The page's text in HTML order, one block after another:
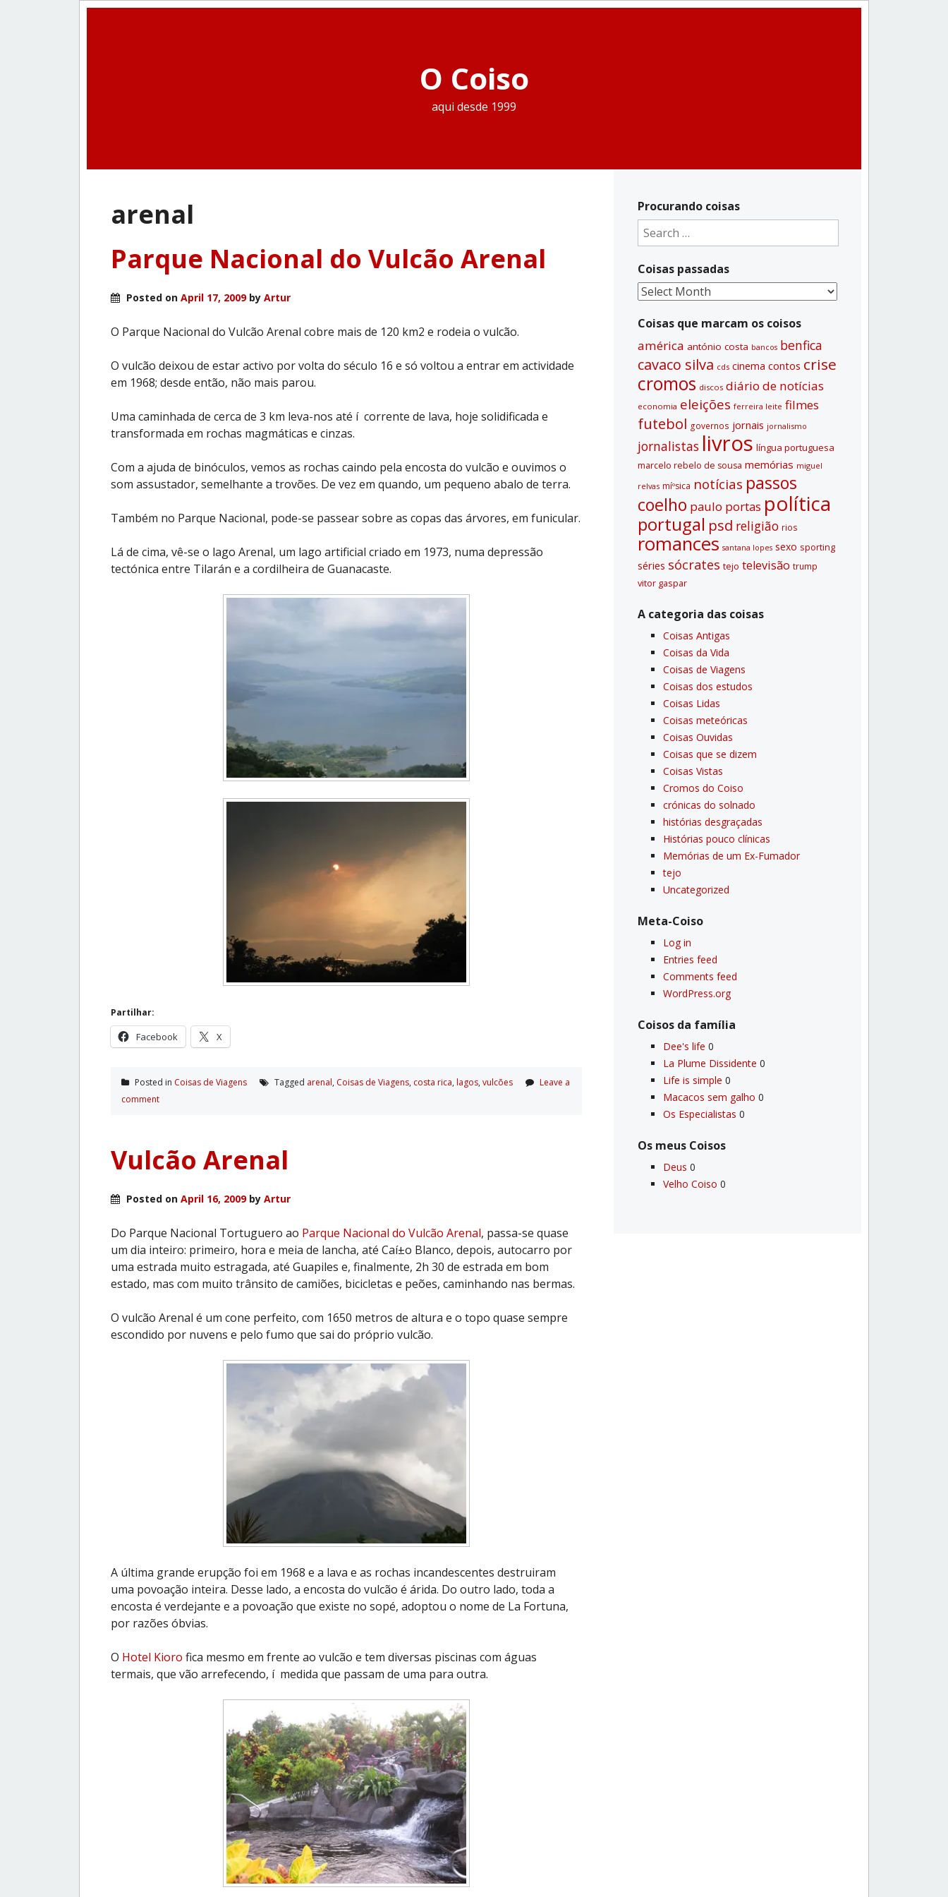
O Coiso
aqui desde 1999
arenal
Parque Nacional do Vulcão Arenal
Posted on April 17, 2009by Artur
O Parque Nacional do Vulcão Arenal cobre mais de 120 km2 e rodeia o vulcão.
O vulcão deixou de estar activo por volta do século 16 e só voltou a entrar em actividade
em 1968; desde então, não mais parou.
Uma caminhada de cerca de 3 km leva-nos até í corrente de lava, hoje solidificada e
transformada em rochas magmáticas e cinzas.
Com a ajuda de binóculos, vemos as rochas caindo pela encosta do vulcão e ouvimos o
som assustador, semelhante a trovões. De vez em quando, um pequeno abalo de terra.
Também no Parque Nacional, pode-se passear sobre as copas das árvores, em funicular.
Lá de cima, vê-se o lago Arenal, um lago artificial criado em 1973, numa depressão
tectónica entre Tilarán e a cordilheira de Guanacaste.
Partilhar:
Facebook X
Posted in Coisas de Viagens Tagged arenal, Coisas de Viagens, costa rica, lagos, vulcões
Leave a
comment
Vulcão Arenal
Posted on April 16, 2009by Artur
Do Parque Nacional Tortuguero ao Parque Nacional do Vulcão Arenal, passa-se quase
um dia inteiro: primeiro, hora e meia de lancha, até Caí±o Blanco, depois, autocarro por
uma estrada muito estragada, até Guapiles e, finalmente, 2h 30 de estrada em bom
estado, mas com muito trânsito de camiões, bicicletas e peões, caminhando nas bermas.
O vulcão Arenal é um cone perfeito, com 1650 metros de altura e o topo quase sempre
escondido por nuvens e pelo fumo que sai do próprio vulcão.
A última grande erupção foi em 1968 e a lava e as rochas incandescentes destruiram
uma povoação inteira. Desse lado, a encosta do vulcão é árida. Do outro lado, toda a
encosta é verdejante e a povoação que existe no sopé, adoptou o nome de La Fortuna,
por razões óbvias.
O Hotel Kioro fica mesmo em frente ao vulcão e tem diversas piscinas com águas
termais, que vão arrefecendo, í medida que passam de uma para outra.
Procurando coisas
Search
for:
Coisas passadas
Coisas
Coisas que marcam os coisos
américa antónio costa bancos benfica
cavaco silva cds cinema contos crise
cromos discos diário de notí­cias
economia eleições ferreira leite filmes
futebol governos jornais jornalismo
jornalistas livros lí­ngua portuguesa
marcelo rebelo de sousa memórias miguel
relvas míºsica notí­cias passos
coelho paulo portas polí­tica
portugal psd religião rios
romances santana lopes sexo sporting
séries sócrates tejo televisão trump
vitor gaspar
A categoria das coisas
Coisas Antigas
Coisas da Vida
Coisas de Viagens
Coisas dos estudos
Coisas Lidas
Coisas meteóricas
Coisas Ouvidas
Coisas que se dizem
Coisas Vistas
Cromos do Coiso
crónicas do solnado
histórias desgraçadas
Histórias pouco clí­nicas
Memórias de um Ex-Fumador
tejo
Uncategorized
Meta-Coiso
Log in
Entries feed
Comments feed
WordPress.org
Coisos da famí­lia
Dee's life 0
La Plume Dissidente 0
Life is simple 0
Macacos sem galho 0
Os Especialistas 0
Os meus Coisos
Deus 0
Velho Coiso 0